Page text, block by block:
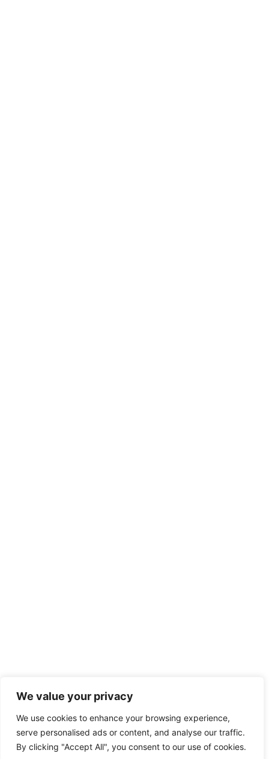
We value your privacy
We use cookies to enhance your browsing experience,
serve personalised ads or content, and analyse our traffic.
By clicking "Accept All", you consent to our use of cookies.